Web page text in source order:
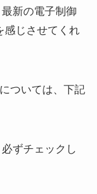
新の電子制御
感じさせてくれ
ついては、下記
ずチェックし